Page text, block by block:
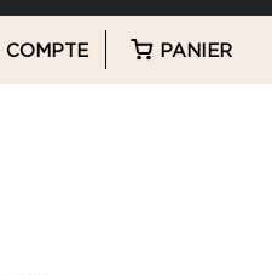
COMPTE PANIER